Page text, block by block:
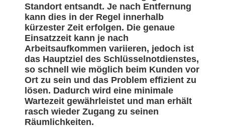
Standort entsandt. Je nach Entfernung
kann dies in der Regel innerhalb
kürzester Zeit erfolgen. Die genaue
Einsatzzeit kann je nach
Arbeitsaufkommen variieren, jedoch ist
das Hauptziel des Schlüsselnotdienstes,
so schnell wie möglich beim Kunden vor
Ort zu sein und das Problem effizient zu
lösen. Dadurch wird eine minimale
Wartezeit gewährleistet und man erhält
rasch wieder Zugang zu seinen
Räumlichkeiten.